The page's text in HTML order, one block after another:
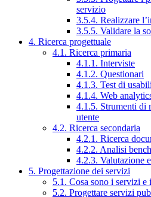
servizio
3.5.4. Realizzare
3.5.5. Validare la
4. Ricerca progettuale
4.1. Ricerca primaria
4.1.1. Interviste
4.1.2. Questionari
4.1.3. Test di
4.1.4. Web
4.1.5. Strumenti di
utente
4.2. Ricerca secondaria
4.2.1. Ricerca
4.2.2. Analisi
4.2.3. Valutazione
5. Progettazione dei servizi
5.1. Cosa sono i servizi e
5.2. Progettare servizi